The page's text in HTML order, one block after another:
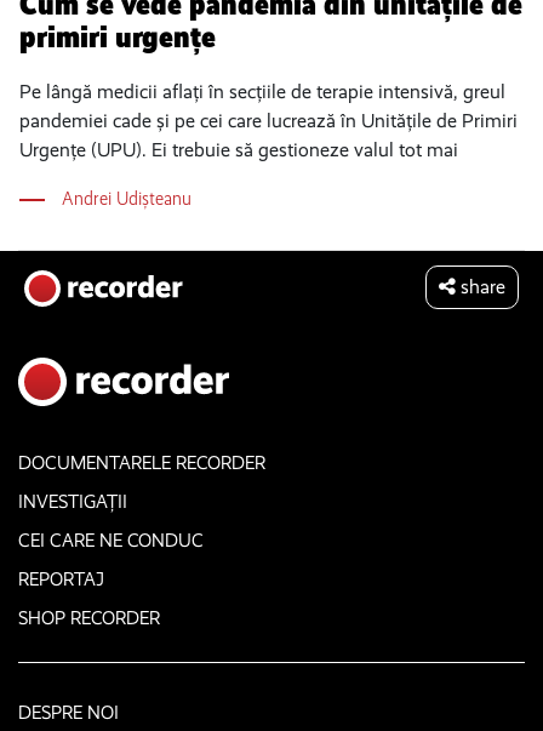
primiri urgențe
Pe lângă medicii aflați în secțiile de terapie intensivă, greul
pandemiei cade și pe cei care lucrează în Unitățile de Primiri
Urgențe (UPU). Ei trebuie să gestioneze valul tot mai
Andrei Udișteanu
share
DOCUMENTARELE RECORDER
INVESTIGAȚII
CEI CARE NE CONDUC
REPORTAJ
SHOP RECORDER
DESPRE NOI